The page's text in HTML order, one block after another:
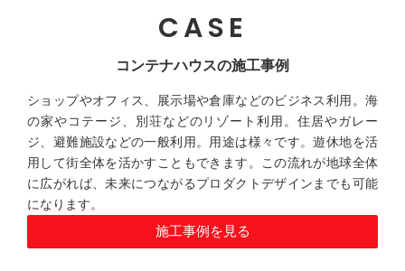
CASE
コンテナハウスの施工事例
ショップやオフィス、展示場や倉庫などのビジネス利用。海
の家やコテージ、別荘などのリゾート利用。住居やガレー
ジ、避難施設などの一般利用。用途は様々です。遊休地を活
用して街全体を活かすこともできます。この流れが地球全体
に広がれば、未来につながるプロダクトデザインまでも可能
になります。
施工事例を見る